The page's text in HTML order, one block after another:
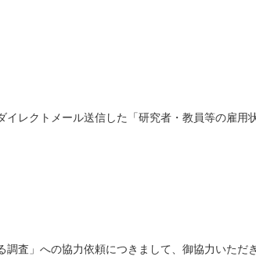
レクトメール送信した「研究者・教員等の雇用
査」への協力依頼につきまして、御協力いただ